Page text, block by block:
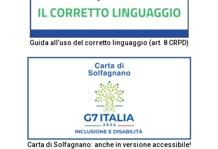
Guida all’uso del corretto linguaggio (art. 8 CRPD)
Carta di Solfagnano: anche in versione accessibile!